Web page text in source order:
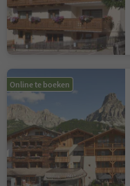
Online te boeken